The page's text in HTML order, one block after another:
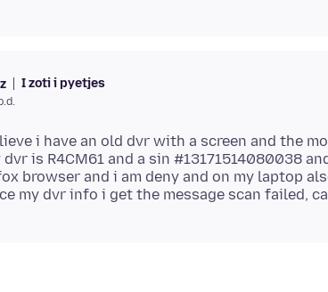
I zoti i pyetjes
i have an old dvr with a screen and the
dvr is R4CM61 and a sin #13171514080038
browser and i am deny and on my laptop